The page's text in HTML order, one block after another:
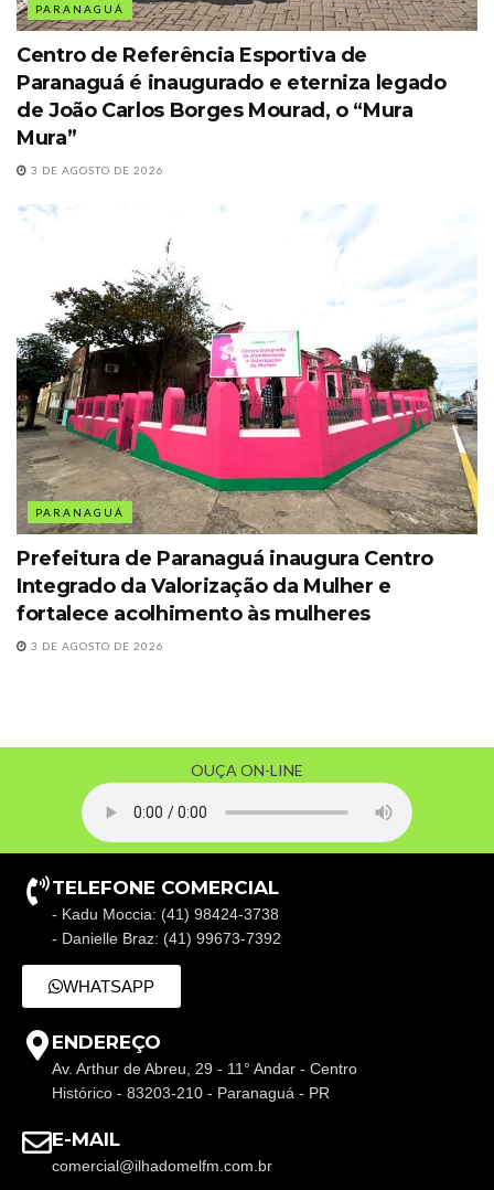
PARANAGUÁ
Centro de Referência Esportiva de
Paranaguá é inaugurado e eterniza legado
de João Carlos Borges Mourad, o “Mura
Mura”
3 DE AGOSTO DE 2026
PARANAGUÁ
Prefeitura de Paranaguá inaugura Centro
Integrado da Valorização da Mulher e
fortalece acolhimento às mulheres
3 DE AGOSTO DE 2026
OUÇA ON-LINE
TELEFONE COMERCIAL
- Kadu Moccia: (41) 98424-3738
- Danielle Braz: (41) 99673-7392
WHATSAPP
ENDEREÇO
Av. Arthur de Abreu, 29 - 11° Andar - Centro
Histórico - 83203-210 - Paranaguá - PR
E-MAIL
comercial@ilhadomelfm.com.br